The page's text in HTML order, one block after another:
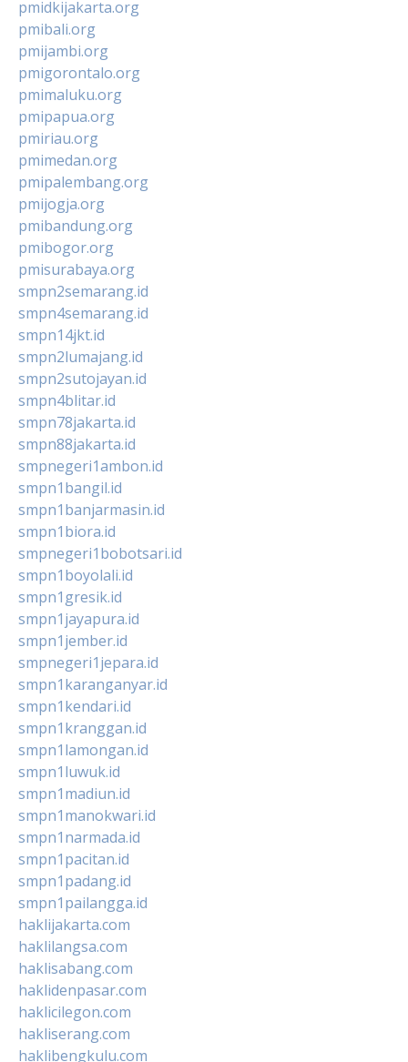
pmidkijakarta.org
pmibali.org
pmijambi.org
pmigorontalo.org
pmimaluku.org
pmipapua.org
pmiriau.org
pmimedan.org
pmipalembang.org
pmijogja.org
pmibandung.org
pmibogor.org
pmisurabaya.org
smpn2semarang.id
smpn4semarang.id
smpn14jkt.id
smpn2lumajang.id
smpn2sutojayan.id
smpn4blitar.id
smpn78jakarta.id
smpn88jakarta.id
smpnegeri1ambon.id
smpn1bangil.id
smpn1banjarmasin.id
smpn1biora.id
smpnegeri1bobotsari.id
smpn1boyolali.id
smpn1gresik.id
smpn1jayapura.id
smpn1jember.id
smpnegeri1jepara.id
smpn1karanganyar.id
smpn1kendari.id
smpn1kranggan.id
smpn1lamongan.id
smpn1luwuk.id
smpn1madiun.id
smpn1manokwari.id
smpn1narmada.id
smpn1pacitan.id
smpn1padang.id
smpn1pailangga.id
haklijakarta.com
haklilangsa.com
haklisabang.com
haklidenpasar.com
haklicilegon.com
hakliserang.com
haklibengkulu.com